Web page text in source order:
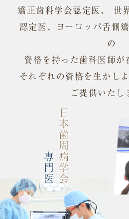
矯正歯科学会認定医、 世
認定医、ヨーロッパ舌側
の
資格を持った歯科医師が
それぞれの資格を生かし
ご提供いたし
日本歯周病学会
専門医